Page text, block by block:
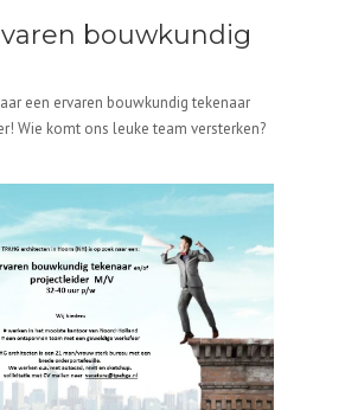
bouwkundig
een ervaren bouwkundig tekenaar
Wie komt ons leuke team versterken?